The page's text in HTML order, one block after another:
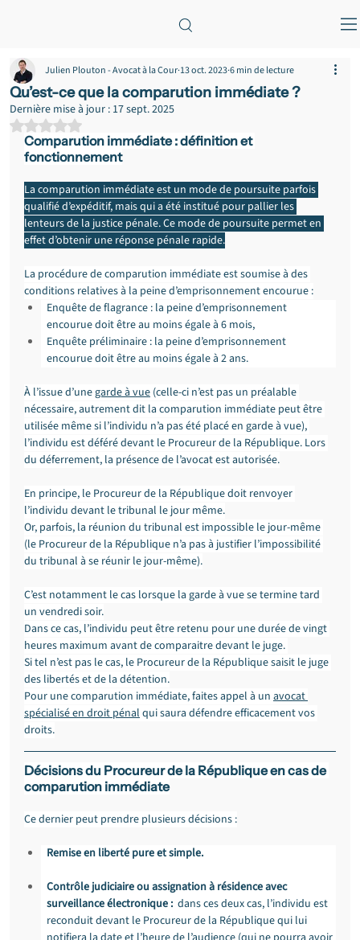
Qu’est-ce que la comparution immédiate ?
Julien Plouton - Avocat à la Cour 13 oct. 20236 min de lecture
Dernière mise à jour : 17 sept. 2025
Noté NaN étoiles sur 5.
Comparution immédiate : définition et
fonctionnement
La comparution immédiate est un mode de poursuite parfois
qualifié d’expéditif, mais qui a été institué pour pallier les
lenteurs de la justice pénale. Ce mode de poursuite permet en
effet d’obtenir une réponse pénale rapide.
La procédure de comparution immédiate est soumise à des
conditions relatives à la peine d’emprisonnement encourue :
Enquête de flagrance : la peine d’emprisonnement
encourue doit être au moins égale à 6 mois,
Enquête préliminaire : la peine d’emprisonnement
encourue doit être au moins égale à 2 ans.
À l’issue d’une garde à vue (celle-ci n’est pas un préalable
nécessaire, autrement dit la comparution immédiate peut être
utilisée même si l’individu n’a pas été placé en garde à vue),
l’individu est déféré devant le Procureur de la République. Lors
du déferrement, la présence de l’avocat est autorisée.
En principe, le Procureur de la République doit renvoyer
l’individu devant le tribunal le jour même.
Or, parfois, la réunion du tribunal est impossible le jour-même
(le Procureur de la République n’a pas à justifier l’impossibilité
du tribunal à se réunir le jour-même).
C’est notamment le cas lorsque la garde à vue se termine tard
un vendredi soir.
Dans ce cas, l’individu peut être retenu pour une durée de vingt
heures maximum avant de comparaitre devant le juge.
Si tel n’est pas le cas, le Procureur de la République saisit le juge
des libertés et de la détention.
Pour une comparution immédiate, faites appel à un avocat
spécialisé en droit pénal qui saura défendre efficacement vos
droits.
Décisions du Procureur de la République en cas de
comparution immédiate
Ce dernier peut prendre plusieurs décisions :
Remise en liberté pure et simple.
Contrôle judiciaire ou assignation à résidence avec
surveillance électronique : dans ces deux cas, l’individu est
reconduit devant le Procureur de la République qui lui